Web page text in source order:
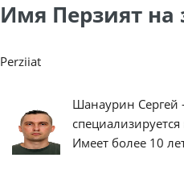
Имя Перзият на
Perziiat
Шанаурин Сергей
Имеет более 10